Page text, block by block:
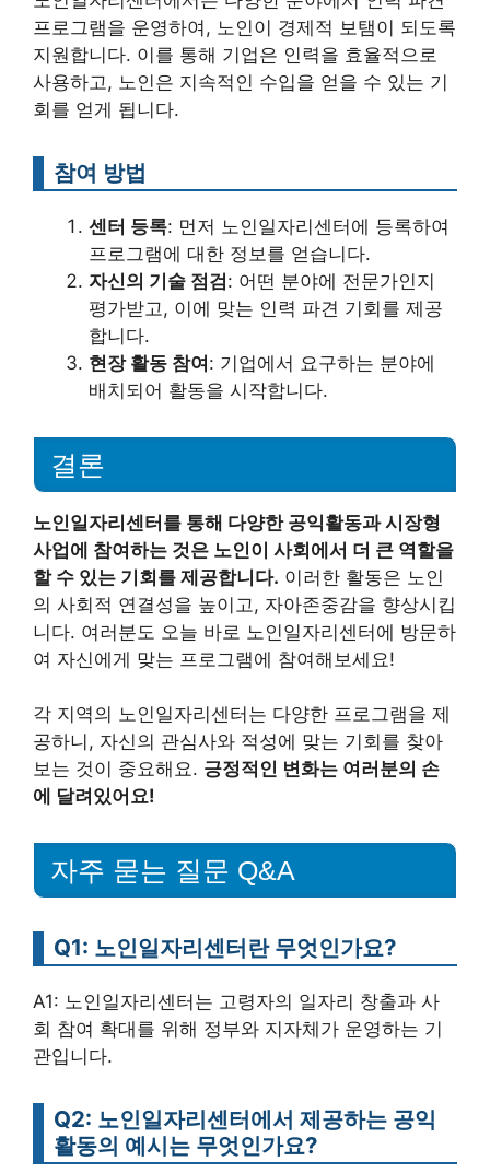
프로그램을 운영하여, 노인이 경제적 보탬이 되도록
지원합니다. 이를 통해 기업은 인력을 효율적으로
사용하고, 노인은 지속적인 수입을 얻을 수 있는 기
회를 얻게 됩니다.
참여 방법
센터 등록: 먼저 노인일자리센터에 등록하여
프로그램에 대한 정보를 얻습니다.
자신의 기술 점검 : 어떤 분야에 전문가인지
평가받고, 이에 맞는 인력 파견 기회를 제공
합니다.
현장 활동 참여 : 기업에서 요구하는 분야에
배치되어 활동을 시작합니다.
결론
노인일자리센터를 통해 다양한 공익활동과 시장형
사업에 참여하는 것은 노인이 사회에서 더 큰 역할을
할 수 있는 기회를 제공합니다. 이러한 활동은 노인
의 사회적 연결성을 높이고, 자아존중감을 향상시킵
니다. 여러분도 오늘 바로 노인일자리센터에 방문하
여 자신에게 맞는 프로그램에 참여해보세요!
각 지역의 노인일자리센터는 다양한 프로그램을 제
공하니, 자신의 관심사와 적성에 맞는 기회를 찾아
보는 것이 중요해요. 긍정적인 변화는 여러분의 손
에 달려있어요!
자주 묻는 질문 Q&A
Q1: 노인일자리센터란 무엇인가요?
A1: 노인일자리센터는 고령자의 일자리 창출과 사
회 참여 확대를 위해 정부와 지자체가 운영하는 기
관입니다.
Q2: 노인일자리센터에서 제공하는 공익
활동의 예시는 무엇인가요?